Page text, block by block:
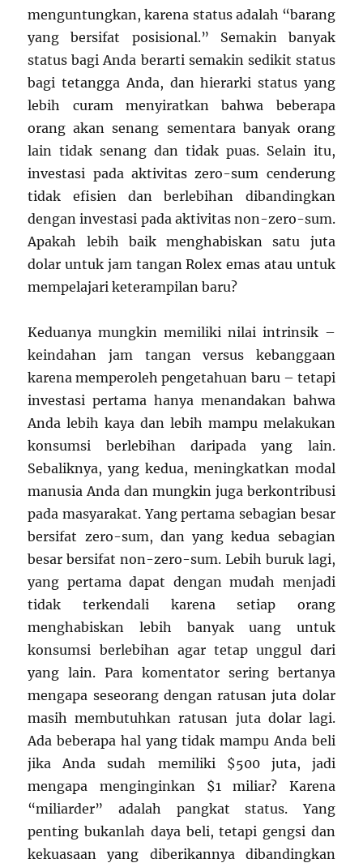
menguntungkan, karena status adalah “barang
yang bersifat posisional.” Semakin banyak
status bagi Anda berarti semakin sedikit status
bagi tetangga Anda, dan hierarki status yang
lebih curam menyiratkan bahwa beberapa
orang akan senang sementara banyak orang
lain tidak senang dan tidak puas. Selain itu,
investasi pada aktivitas zero-sum cenderung
tidak efisien dan berlebihan dibandingkan
dengan investasi pada aktivitas non-zero-sum.
Apakah lebih baik menghabiskan satu juta
dolar untuk jam tangan Rolex emas atau untuk
mempelajari keterampilan baru?
Keduanya mungkin memiliki nilai intrinsik –
keindahan jam tangan versus kebanggaan
karena memperoleh pengetahuan baru – tetapi
investasi pertama hanya menandakan bahwa
Anda lebih kaya dan lebih mampu melakukan
konsumsi berlebihan daripada yang lain.
Sebaliknya, yang kedua, meningkatkan modal
manusia Anda dan mungkin juga berkontribusi
pada masyarakat. Yang pertama sebagian besar
bersifat zero-sum, dan yang kedua sebagian
besar bersifat non-zero-sum. Lebih buruk lagi,
yang pertama dapat dengan mudah menjadi
tidak terkendali karena setiap orang
menghabiskan lebih banyak uang untuk
konsumsi berlebihan agar tetap unggul dari
yang lain. Para komentator sering bertanya
mengapa seseorang dengan ratusan juta dolar
masih membutuhkan ratusan juta dolar lagi.
Ada beberapa hal yang tidak mampu Anda beli
jika Anda sudah memiliki $500 juta, jadi
mengapa menginginkan $1 miliar? Karena
“miliarder” adalah pangkat status. Yang
penting bukanlah daya beli, tetapi gengsi dan
kekuasaan yang diberikannya dibandingkan